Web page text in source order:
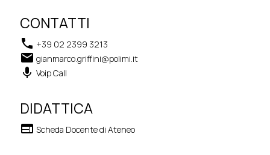
CONTATTI
phone +39 02 2399 3213
email gianmarco.griffini@polimi.it
keyboard_voice Voip Call
DIDATTICA
web Scheda Docente di Ateneo